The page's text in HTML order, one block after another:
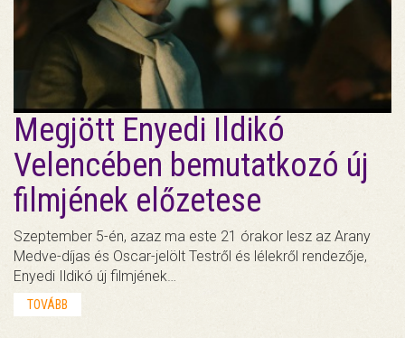
Megjött Enyedi Ildikó
Velencében bemutatkozó új
filmjének előzetese
Szeptember 5-én, azaz ma este 21 órakor lesz az Arany
Medve-díjas és Oscar-jelölt Testről és lélekről rendezője,
Enyedi Ildikó új filmjének…
TOVÁBB